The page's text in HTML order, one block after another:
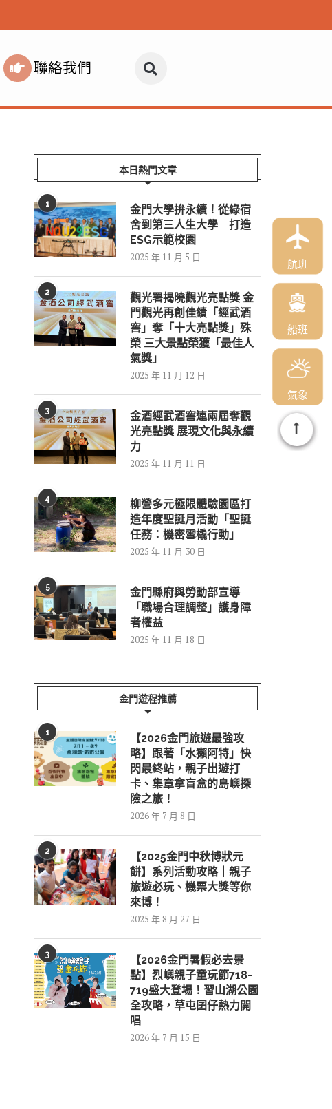
聯絡我們
本日熱門文章
1
金門大學拚永續！從綠宿
舍到第三人生大學 打造
ESG示範校園
2025 年 11 月 5 日
2
觀光署揭曉觀光亮點獎 金
門觀光再創佳績「經武酒
窖」奪「十大亮點獎」殊
榮 三大景點榮獲「最佳人
氣獎」
2025 年 11 月 12 日
3
金酒經武酒窖連兩屆奪觀
光亮點獎 展現文化與永續
力
2025 年 11 月 11 日
4
柳營多元極限體驗園區打
造年度聖誕月活動「聖誕
任務：機密雪橇行動」
2025 年 11 月 30 日
5
金門縣府與勞動部宣導
「職場合理調整」護身障
者權益
2025 年 11 月 18 日
金門遊程推薦
1
【2026金門旅遊最強攻
略】跟著「水獺阿特」快
閃最終站，親子出遊打
卡、集章拿盲盒的島嶼探
險之旅！
2026 年 7 月 8 日
2
【2025金門中秋博狀元
餅】系列活動攻略｜親子
旅遊必玩、機票大獎等你
來博！
2025 年 8 月 27 日
3
【2026金門暑假必去景
點】烈嶼親子童玩節718-
719盛大登場！習山湖公園
全攻略，草屯囝仔熱力開
唱
2026 年 7 月 15 日
航班
船班
氣象